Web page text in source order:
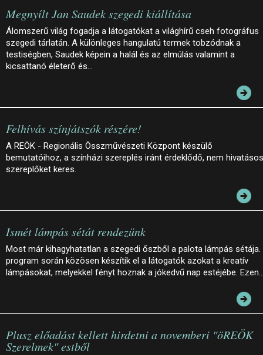
Megnyílt Jan Saudek szegedi kiállítása
Álomszerű világ fogadja a látogatókat a világhírű cseh fotográfus
szegedi tárlatán. A különleges hangulatú termek tobzódnak a
testiségben, Saudek képein a halál és az elmúlás valamint a
kicsattanó életerő és…
Felhívás színjátszók részére!
A REÖK - Regionális Összművészeti Központ készülő
bemutatóihoz, a színházi szereplés iránt érdeklődő, nem hivatásos
szereplőket keres.
Ismét lámpás sétát rendezünk
Most már kihagyhatatlan a szegedi őszből a palota lámpás sétája.
program során közösen készítik el a látogatók azokat a kreatív
lámpásokat, melyekkel fényt hoznak a jókedvű nap estéjébe.
Plusz előadást kellett hirdetni a novemberi "öREÖK
Szerelmek" estből